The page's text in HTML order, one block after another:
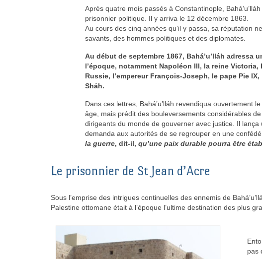
Après quatre mois passés à Constantinople,
prisonnier politique. Il y arriva le 12 décembre 1863.
Au cours des cinq années qu’il y passa, sa réputation
savants, des hommes politiques et des diplomates.
Au début de septembre 1867, Bahá’u’lláh
l’époque, notamment Napoléon III, la reine
Russie, l’empereur François-Joseph, le pape Pie
Sháh.
Dans ces lettres, Bahá’u’lláh revendiqua ouvertement
âge, mais prédit des bouleversements considérables
dirigeants du monde de gouverner avec justice. Il
demanda aux autorités de se regrouper en une
la guerre, dit-il,qu’une paix durable pourra être
Le prisonnier de St Jean d’Acre
Sous l’emprise des intrigues continuelles des ennemis de
Palestine ottomane était à l’époque l’ultime destination des plus
pas